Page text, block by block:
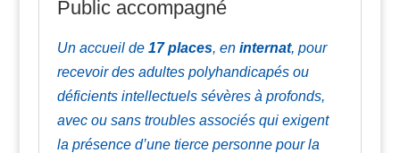
Public accompagné
Un accueil de 17places, en internat, pour
recevoir des adultes polyhandicapés ou
déficients intellectuels sévères à profonds,
avec ou sans troubles associés qui exigent
la présence d’une tierce personne pourla